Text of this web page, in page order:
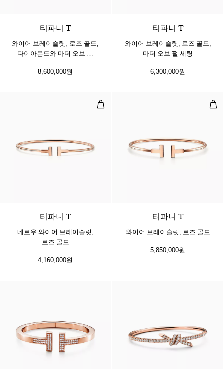
티파니 T
와이어 브레이슬릿, 로즈 골드,
다이아몬드와 마더 오브 펄
8,600,000원
티파니 T
와이어 브레이슬릿, 로즈 골드,
마더 오브 펄 세팅
6,300,000원
네로우 와이어 브레이슬릿, 로즈 골
티파니 T
네로우 와이어 브레이슬릿,
로즈 골드
4,160,000원
와
티파니 T
와이어 브레이슬릿, 로즈 골드
5,850,000원